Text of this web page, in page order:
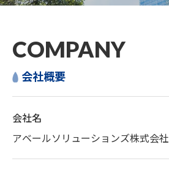
COMPANY
会社概要
会社名
アベールソリューションズ株式会社